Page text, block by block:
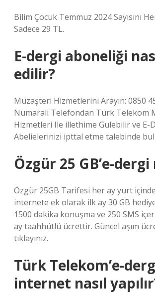
Bilim Çocuk Temmuz 2024 Sayısını
Sadece 29 TL.
E-dergi aboneliği
edilir?
Müzaşteri Hizmetlerini Arayın: 0850
Numarali Telefondan Türk Telekom
Hizmetleri Ile illethime Gulebilir ve E-
Abelielerinizi ipttal etme talebinde
Özgür 25 GB’e-
Özgür 25GB Tarifesi her ay yurt
internete ek olarak ilk ay 30 GB
1500 dakika konuşma ve 250 SMS
ay taahhütlü ücrettir. Güncel aşım
tıklayınız.
Türk Telekom’e-
internet nasıl